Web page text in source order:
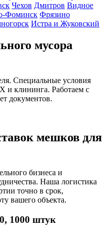
Чехов Дмитров Видное
Фоминск Фрязино
Истра и Жуковский
мусора
Специальные условия
и клининга. Работаем с
документов.
мешков для
бизнеса и
Наша логистика
точно в срок,
вашего объекта.
1000 штук